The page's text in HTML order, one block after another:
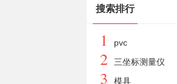
搜索排行
1 pvc
2 三坐标测量仪
3 模具